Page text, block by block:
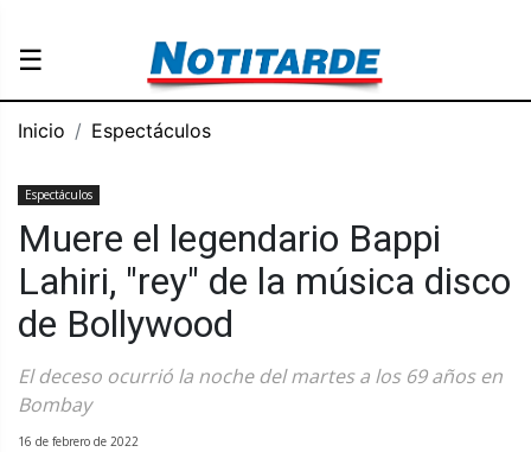
☰
Inicio Espectáculos
Espectáculos
Muere el legendario Bappi
Lahiri, "rey" de la música disco
de Bollywood
El deceso ocurrió la noche del martes a los 69 años en
Bombay
16 de febrero de 2022